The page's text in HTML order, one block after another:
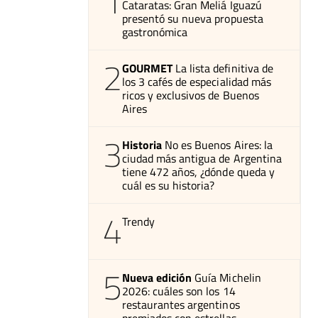
Cataratas: Gran Meliá Iguazú
presentó su nueva propuesta
gastronómica
2GOURMET La lista definitiva de
los 3 cafés de especialidad más
ricos y exclusivos de Buenos
Aires
3Historia No es Buenos Aires: la
ciudad más antigua de Argentina
tiene 472 años, ¿dónde queda y
cuál es su historia?
4Trendy
5Nueva edición Guía Michelin
2026: cuáles son los 14
restaurantes argentinos